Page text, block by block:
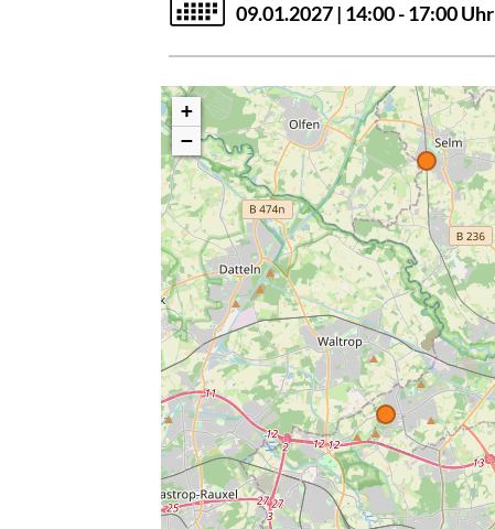
09.01.2027 | 14:00 - 17:00 Uhr